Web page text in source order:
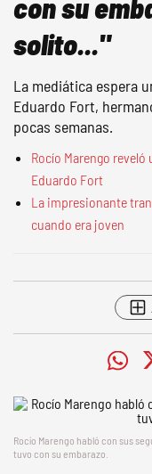
con su
solito..."
La mediática espera
Eduardo Fort,
pocas semanas.
Rocío Marengo
Eduardo Fort
La impresionante
cuando era joven
Rocío Marengo habló con sus
tuvo con su embarazo.